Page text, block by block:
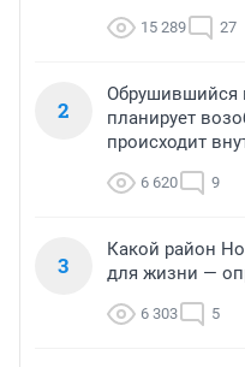
15 289 27
2
Обрушившийся
планирует
происходит
6 620 9
3
Какой район
для жизни —
6 303 5